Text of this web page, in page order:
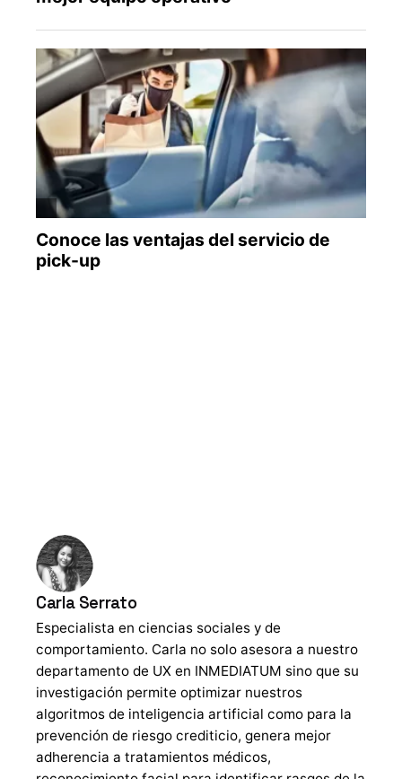
Carla Serrato
Especialista en ciencias sociales y de
comportamiento. Carla no solo asesora a nuestro
departamento de UX en INMEDIATUM sino que su
investigación permite optimizar nuestros
algoritmos de inteligencia artificial como para la
prevención de riesgo crediticio, genera mejor
adherencia a tratamientos médicos,